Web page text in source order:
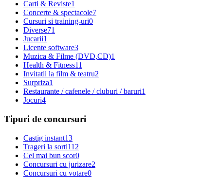
Carti & Reviste1
Concerte & spectacole7
Cursuri si training-uri0
Diverse71
Jucarii1
Licente software3
Muzica & Filme (DVD,CD)1
Health & Fitness11
Invitatii la film & teatru2
Surpriza1
Restaurante / cafenele / cluburi / baruri1
Jocuri4
Tipuri de concursuri
Castig instant13
Trageri la sorti112
Cel mai bun scor0
Concursuri cu jurizare2
Concursuri cu votare0